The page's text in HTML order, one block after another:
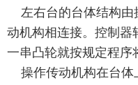
左右台的台体结构由
动机构相连接。控制器
一串凸轮就按规定程序
操作传动机构在台体